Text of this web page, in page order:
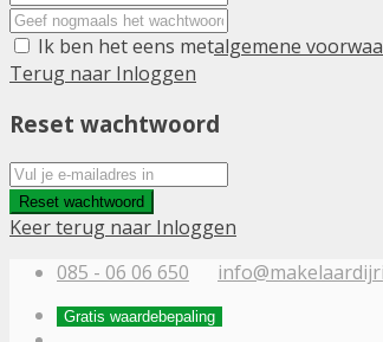
Ik ben het eens metalgemene
Terug naar Inloggen
Reset wachtwoord
Reset wachtwoord
Keer terug naar Inloggen
085 - 06 06 650
Gratis waardebepaling